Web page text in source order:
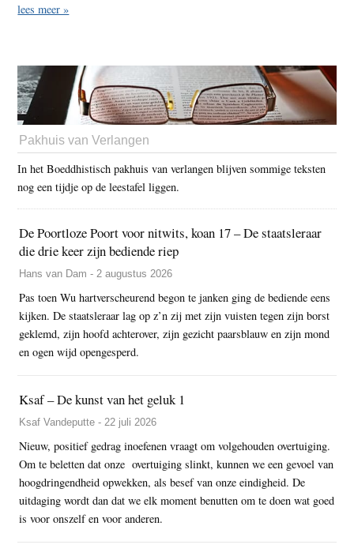
lees meer »
Pakhuis van Verlangen
In het Boeddhistisch pakhuis van verlangen blijven sommige teksten
nog een tijdje op de leestafel liggen.
De Poortloze Poort voor nitwits, koan 17 – De staatsleraar
die drie keer zijn bediende riep
Hans van Dam - 2 augustus 2026
Pas toen Wu hartverscheurend begon te janken ging de bediende eens
kijken. De staatsleraar lag op z’n zij met zijn vuisten tegen zijn borst
geklemd, zijn hoofd achterover, zijn gezicht paarsblauw en zijn mond
en ogen wijd opengesperd.
Ksaf – De kunst van het geluk 1
Ksaf Vandeputte - 22 juli 2026
Nieuw, positief gedrag inoefenen vraagt om volgehouden overtuiging.
Om te beletten dat onze overtuiging slinkt, kunnen we een gevoel van
hoogdringendheid opwekken, als besef van onze eindigheid. De
uitdaging wordt dan dat we elk moment benutten om te doen wat goed
is voor onszelf en voor anderen.